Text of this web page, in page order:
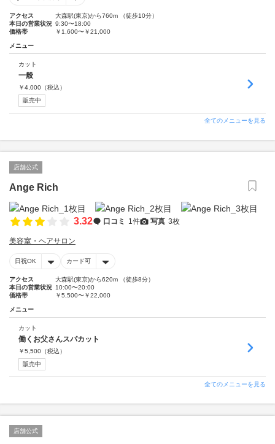
アクセス
大森駅(東京)から760m （徒歩10分）
本日の営業状況 9:30〜18:00
価格帯
￥1,600〜￥21,000
メニュー
カット
一般
￥4,000 （税込）
販売中
全てのメニューを見る
店舗公式
Ange Rich
3.32 口コミ 1件 写真 3枚
美容室・ヘアサロン
日祝OK カード可
アクセス
大森駅(東京)から620m （徒歩8分）
本日の営業状況 10:00〜20:00
価格帯
￥5,500〜￥22,000
メニュー
カット
働くお父さんスパカット
￥5,500 （税込）
販売中
全てのメニューを見る
店舗公式